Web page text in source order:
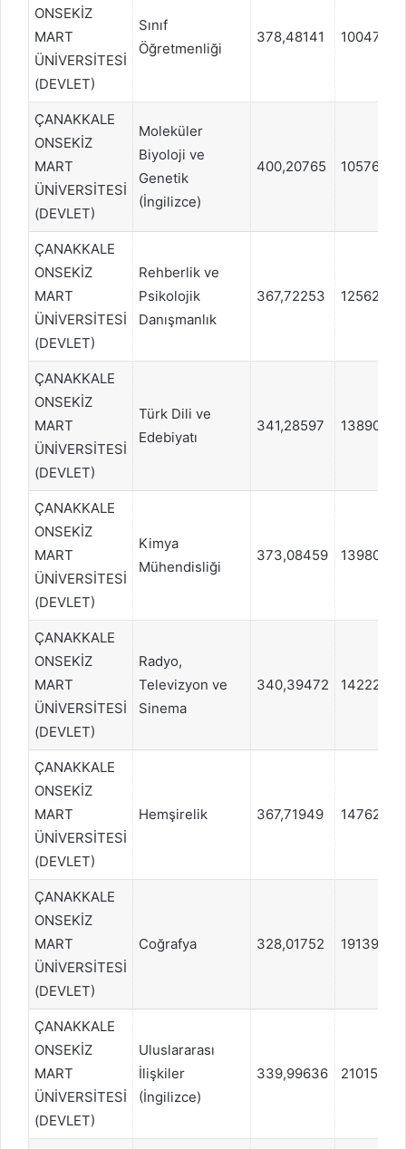
ONSEKİZ
MART
ÜNİVERSİTESİ
(DEVLET)
Sınıf
Öğretmenliği
378,48141 100477
ÇANAKKALE
ONSEKİZ
MART
ÜNİVERSİTESİ
(DEVLET)
Moleküler
Biyoloji ve
Genetik
(İngilizce)
400,20765 105768
ÇANAKKALE
ONSEKİZ
MART
ÜNİVERSİTESİ
(DEVLET)
Rehberlik ve
Psikolojik
Danışmanlık
367,72253 125628
ÇANAKKALE
ONSEKİZ
MART
ÜNİVERSİTESİ
(DEVLET)
Türk Dili ve
Edebiyatı
341,28597 138906
ÇANAKKALE
ONSEKİZ
MART
ÜNİVERSİTESİ
(DEVLET)
Kimya
Mühendisliği
373,08459 139803
ÇANAKKALE
ONSEKİZ
MART
ÜNİVERSİTESİ
(DEVLET)
Radyo,
Televizyon ve
Sinema
340,39472 142225
ÇANAKKALE
ONSEKİZ
MART
ÜNİVERSİTESİ
(DEVLET)
Hemşirelik 367,71949 147621
ÇANAKKALE
ONSEKİZ
MART
ÜNİVERSİTESİ
(DEVLET)
Coğrafya 328,01752 191398
ÇANAKKALE
ONSEKİZ
MART
ÜNİVERSİTESİ
(DEVLET)
Uluslararası
İlişkiler
(İngilizce)
339,99636 210154